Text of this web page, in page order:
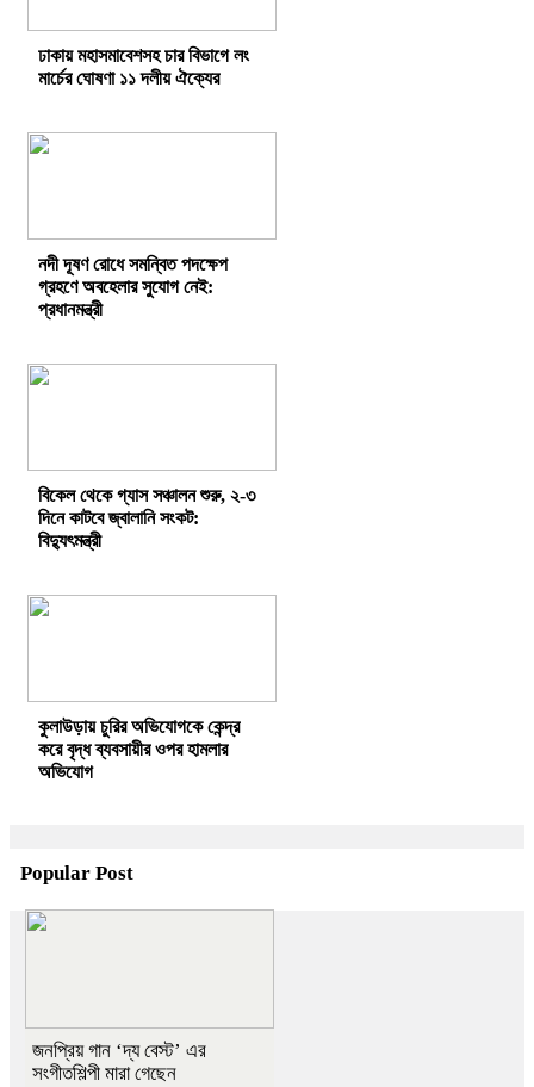
ঢাকায় মহাসমাবেশসহ চার বিভাগে লং
মার্চের ঘোষণা ১১ দলীয় ঐক্যের
নদী দূষণ রোধে সমন্বিত পদক্ষেপ
গ্রহণে অবহেলার সুযোগ নেই:
প্রধানমন্ত্রী
বিকেল থেকে গ্যাস সঞ্চালন শুরু, ২-৩
দিনে কাটবে জ্বালানি সংকট:
বিদ্যুৎমন্ত্রী
কুলাউড়ায় চুরির অভিযোগকে কেন্দ্র
করে বৃদ্ধ ব্যবসায়ীর ওপর হামলার
অভিযোগ
Popular Post
জনপ্রিয় গান ‘দ্য বেস্ট’ এর
সংগীতশিল্পী মারা গেছেন